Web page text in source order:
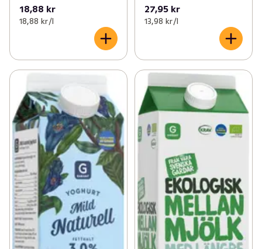
18,88 kr
18,88 kr /l
27,95 kr
13,98 kr /l